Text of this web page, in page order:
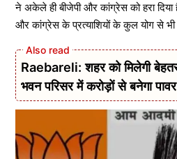
ने अकेले ही बीजेपी और कांग्रेस को हरा
और कांग्रेस के प्रत्याशियों के कुल योग से
Raebareli: शहर को मिलेगी
भवन परिसर में करोड़ों से बनेगा